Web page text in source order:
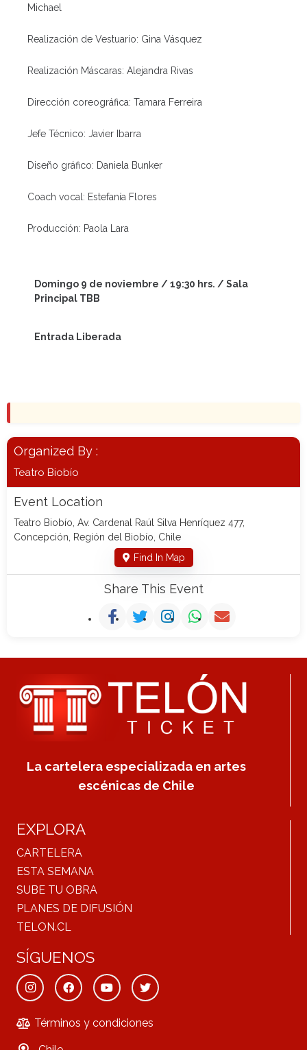
Michael
Realización de Vestuario: Gina Vásquez
Realización Máscaras: Alejandra Rivas
Dirección coreográfica: Tamara Ferreira
Jefe Técnico: Javier Ibarra
Diseño gráfico: Daniela Bunker
Coach vocal: Estefanía Flores
Producción: Paola Lara
Domingo 9 de noviembre / 19:30 hrs. / Sala
Principal TBB
Entrada Liberada
Organized By :
Teatro Biobío
Event Location
Teatro Biobío, Av. Cardenal Raúl Silva Henríquez 477,
Concepción, Región del Biobío, Chile
Find In Map
Share This Event
La cartelera especializada en artes
escénicas de Chile
EXPLORA
CARTELERA
ESTA SEMANA
SUBE TU OBRA
PLANES DE DIFUSIÓN
TELON.CL
SÍGUENOS
Términos y condiciones